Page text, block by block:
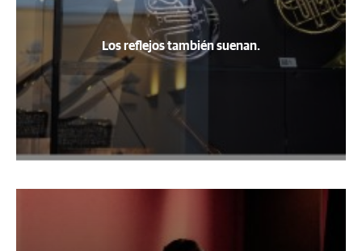
Los reflejos también suenan.